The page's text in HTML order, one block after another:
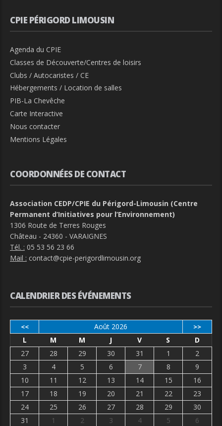
CPIE PÉRIGORD LIMOUSIN
Agenda du CPIE
Classes de Découverte/Centres de loisirs
Clubs / Autocaristes / CE
Hébergements / Location de salles
PIB-La Chevêche
Carte Interactive
Nous contacter
Mentions Légales
COORDONNÉES DE CONTACT
Association CEDP/CPIE du Périgord-Limousin (Centre
Permanent d’Initiatives pour l’Environnement)
1306 Route de Terres Rouges
Château - 24360 - VARAIGNES
Tél. : 05 53 56 23 66
Mail : contact@cpie-perigordlimousin.org
CALENDRIER DES ÉVÉNEMENTS
<< Août 2026 >>
L M M J V S
D
27
28 29 30 31 1
2
3
4 5 6 7 8
9
10
11 12 13 14 15
16
17
18 19 20 21 22
23
24
25 26 27 28 29
30
31
1 2 3 4 5 6